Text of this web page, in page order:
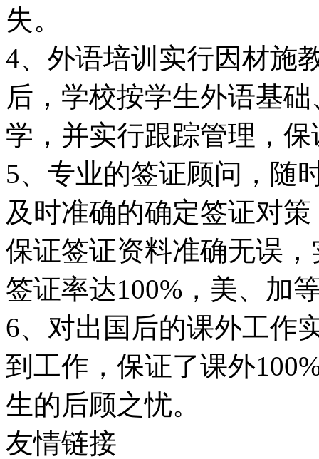
失。
4、外语培训实行因材施
后，学校按学生外语基
学，并实行跟踪管理，
5、专业的签证顾问，随
及时准确的确定签证对
保证签证资料准确无误
签证率达100%，美、加
6、对出国后的课外工作
到工作，保证了课外
生的后顾之忧。
友情链接